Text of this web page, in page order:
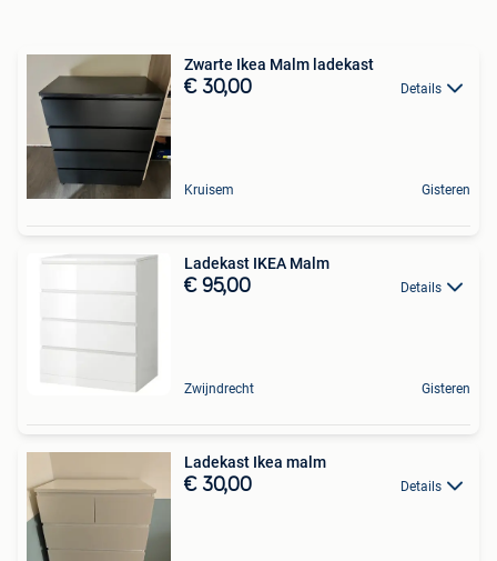
Zwarte Ikea Malm ladekast
€ 30,00 Details
Kruisem Gisteren
Ladekast IKEA Malm
€ 95,00 Details
Zwijndrecht Gisteren
Ladekast Ikea malm
€ 30,00 Details